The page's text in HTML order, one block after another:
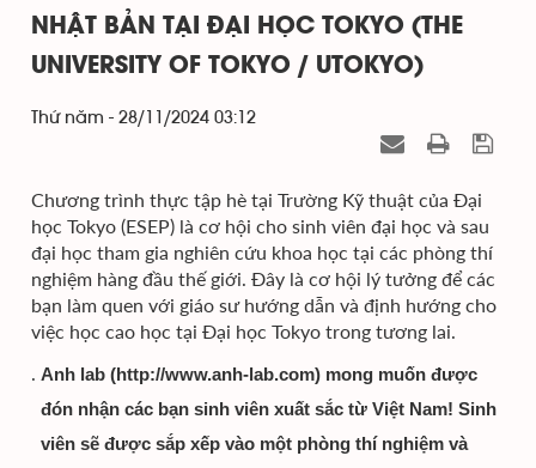
NHẬT BẢN TẠI ĐẠI HỌC TOKYO (THE
UNIVERSITY OF TOKYO / UTOKYO)
Thứ năm - 28/11/2024 03:12
Chương trình thực tập hè tại Trường Kỹ thuật của Đại
học Tokyo (ESEP) là cơ hội cho sinh viên đại học và sau
đại học tham gia nghiên cứu khoa học tại các phòng thí
nghiệm hàng đầu thế giới. Đây là cơ hội lý tưởng để các
bạn làm quen với giáo sư hướng dẫn và định hướng cho
việc học cao học tại Đại học Tokyo trong tương lai.
Anh lab (http://www.anh-lab.com) mong muốn được
đón nhận các bạn sinh viên xuất sắc từ Việt Nam! Sinh
viên sẽ được sắp xếp vào một phòng thí nghiệm và